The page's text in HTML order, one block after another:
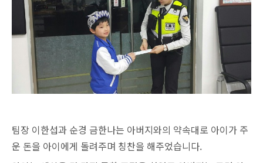
팀장 이한섭과 순경 금한나는 아버지와의 약속대로 아이가 주
운 돈을 아이에게 돌려주며 칭찬을 해주었습니다.